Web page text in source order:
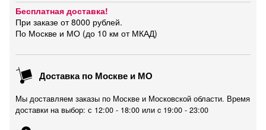
Бесплатная доставка!
При заказе от 8000 рублей.
По Москве и МО (до 10 км от МКАД)
Доставка по Москве и МО
Мы доставляем заказы по Москве и Московской области. Время
доставки на выбор: с 12:00 - 18:00 или c 19:00 - 23:00